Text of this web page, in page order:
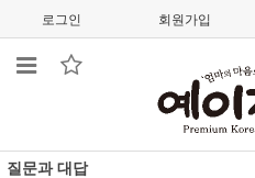
로그인 회원가입
질문과 대답